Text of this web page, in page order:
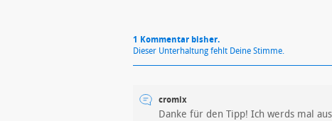
1 Kommentar bisher.
Dieser Unterhaltung fehlt Deine Stimme.
cromix
Danke für den Tipp! Ich werds mal